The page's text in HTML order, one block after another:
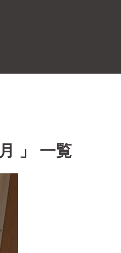
」 一覧